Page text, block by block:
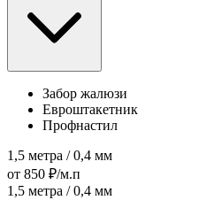
Забор жалюзи
Евроштакетник
Профнастил
1,5 метра / 0,4 мм
от 850 ₽/м.п
1,5 метра / 0,4 мм